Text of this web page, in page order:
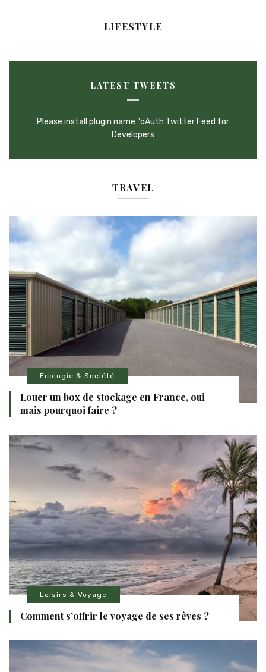
LIFESTYLE
LATEST TWEETS
Please install plugin name "oAuth Twitter Feed for
Developers
TRAVEL
Ecologie & Société
Louer un box de stockage en France, oui
mais pourquoi faire ?
Loisirs & Voyage
Comment s’offrir le voyage de ses rêves ?